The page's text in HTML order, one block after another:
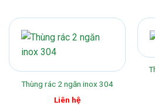
Thùng rác 2 ngăn inox 304
Liên hệ